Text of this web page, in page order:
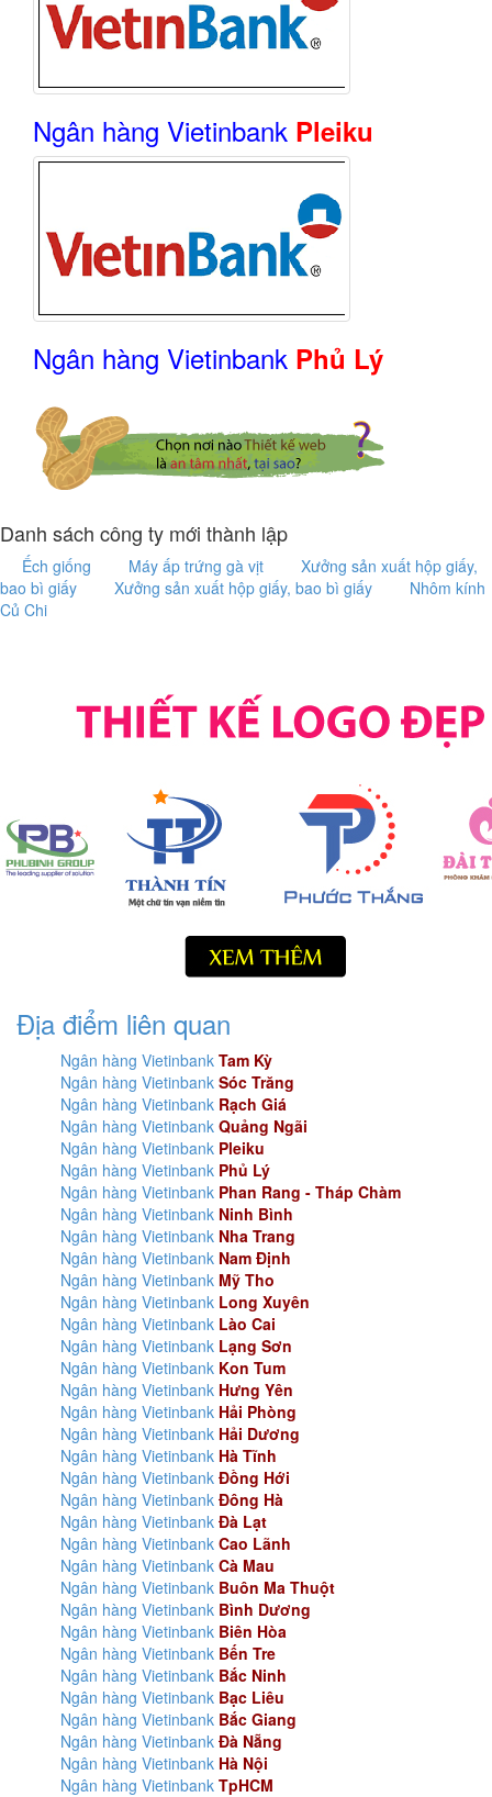
Ngân hàng Vietinbank Pleiku
Ngân hàng Vietinbank Phủ Lý
Danh sách công ty mới thành lập
Ếch giống Máy ấp trứng gà vịt
Xưởng sản xuất hộp giấy,
bao bì giấy
Xưởng sản xuất hộp giấy, bao bì giấy
Nhôm kính
Củ Chi
Địa điểm liên quan
Ngân hàng Vietinbank Tam Kỳ
Ngân hàng Vietinbank Sóc Trăng
Ngân hàng Vietinbank Rạch Giá
Ngân hàng Vietinbank Quảng Ngãi
Ngân hàng Vietinbank Pleiku
Ngân hàng Vietinbank Phủ Lý
Ngân hàng Vietinbank Phan Rang - Tháp Chàm
Ngân hàng Vietinbank Ninh Bình
Ngân hàng Vietinbank Nha Trang
Ngân hàng Vietinbank Nam Định
Ngân hàng Vietinbank Mỹ Tho
Ngân hàng Vietinbank Long Xuyên
Ngân hàng Vietinbank Lào Cai
Ngân hàng Vietinbank Lạng Sơn
Ngân hàng Vietinbank Kon Tum
Ngân hàng Vietinbank Hưng Yên
Ngân hàng Vietinbank Hải Phòng
Ngân hàng Vietinbank Hải Dương
Ngân hàng Vietinbank Hà Tĩnh
Ngân hàng Vietinbank Đồng Hới
Ngân hàng Vietinbank Đông Hà
Ngân hàng Vietinbank Đà Lạt
Ngân hàng Vietinbank Cao Lãnh
Ngân hàng Vietinbank Cà Mau
Ngân hàng Vietinbank Buôn Ma Thuột
Ngân hàng Vietinbank Bình Dương
Ngân hàng Vietinbank Biên Hòa
Ngân hàng Vietinbank Bến Tre
Ngân hàng Vietinbank Bắc Ninh
Ngân hàng Vietinbank Bạc Liêu
Ngân hàng Vietinbank Bắc Giang
Ngân hàng Vietinbank Đà Nẵng
Ngân hàng Vietinbank Hà Nội
Ngân hàng Vietinbank TpHCM